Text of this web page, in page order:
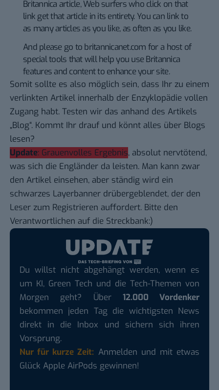
Britannica article, Web surfers who click on that
link get that article in its entirety. You can link to
as many articles as you like, as often as you like.
And please go to britannicanet.com for a host of
special tools that will help you use Britannica
features and content to enhance your site.
Somit sollte es also möglich sein, dass Ihr zu einem
verlinkten Artikel innerhalb der Enzyklopädie vollen
Zugang habt. Testen wir das anhand des Artikels
„Blog“. Kommt Ihr drauf und könnt alles über Blogs
lesen?
Update: Grauenvolles Ergebnis, absolut nervtötend,
was sich die Engländer da leisten. Man kann zwar
den Artikel einsehen, aber ständig wird ein
schwarzes Layerbanner drübergeblendet, der den
Leser zum Registrieren auffordert. Bitte den
Verantwortlichen auf die Streckbank:)
Du willst nicht abgehängt werden, wenn es
um KI, Green Tech und die Tech-Themen von
Morgen geht? Über 12.000 Vordenker
bekommen jeden Tag die wichtigsten News
direkt in die Inbox und sichern sich ihren
Vorsprung.
Nur für kurze Zeit: Anmelden und mit etwas
Glück Apple AirPods gewinnen!